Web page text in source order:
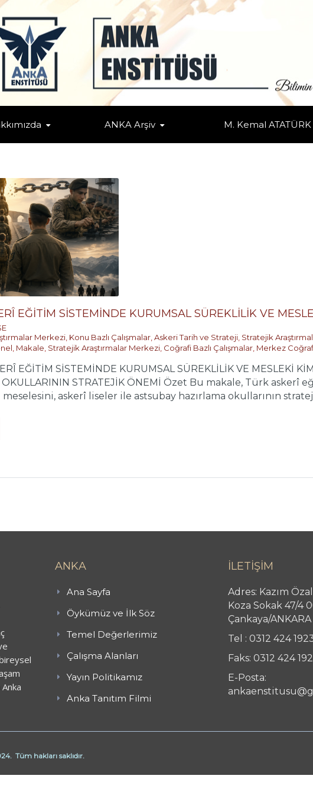
ANKA Arşiv M. Kemal ATATÜRK
EĞİTİM SİSTEMİNDE KURUMSAL SÜREKLİLİK VE
Merkezi Konu Bazlı Çalışmalar Askeri Tarih ve Strateji Stratejik
Makale Stratejik Araştırmalar Merkezi Coğrafi Bazlı Çalışmalar Merkez
EĞİTİM SİSTEMİNDE KURUMSAL SÜREKLİLİK VE MESLEKİ
OKULLARININ STRATEJİK ÖNEMİ Özet Bu makale, Türk
meselesini, askerî liseler ile astsubay hazırlama okullarının
ANKA
Ana Sayfa
Öykümüz ve İlk Söz
Temel Değerlerimiz
Çalışma Alanları
Yayın Politikamız
Anka Tanıtım Filmi
İLETİŞİM
Adres: Kazım
Koza Sokak 47/4
Çankaya/ANKARA
Tel : 0312 424
Faks: 0312 424
E-Posta:
Tüm hakları saklıdır.